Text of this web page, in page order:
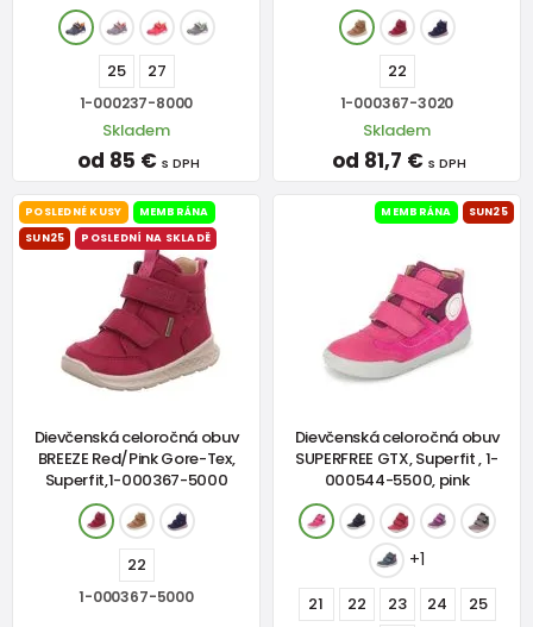
25 27
1-000237-8000
Skladem
od 85 € s DPH
22
1-000367-3020
Skladem
od 81,7 € s DPH
POSLEDNÉ KUSY
MEMBRÁNA
SUN25
POSLEDNÍ NA SKLADĚ
Dievčenská celoročná obuv
BREEZE Red/Pink Gore-Tex,
Superfit,1-000367-5000
22
1-000367-5000
MEMBRÁNA SUN25
Dievčenská celoročná obuv
SUPERFREE GTX, Superfit , 1-
000544-5500, pink
+1
21 22 23 24
25